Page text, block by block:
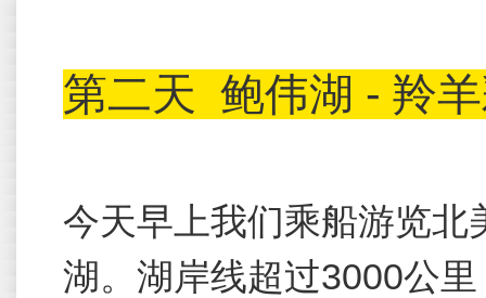
第二天 鲍伟湖 - 羚
今天早上我们乘船游览
湖。湖岸线超过3000公